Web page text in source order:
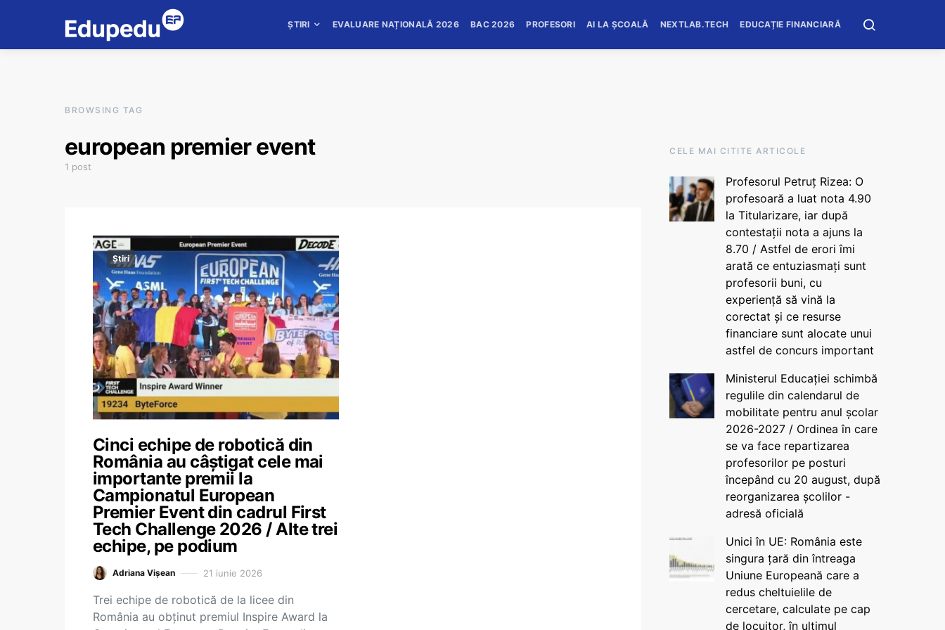
ȘTIRI EVALUARE NAȚIONALĂ 2026 BAC 2026 PROFESORI AI LA ȘCOALĂ NEXTLAB.TECH EDUCAȚIE FINANCIARĂ
BROWSING TAG
european premier event
1 post
Știri
Cinci echipe de robotică din
România au câștigat cele mai
importante premii la
Campionatul European
Premier Event din cadrul First
Tech Challenge 2026 / Alte trei
echipe, pe podium
Adriana Vișean 21 iunie 2026
Trei echipe de robotică de la licee din
România au obținut premiul Inspire Award la
CELE MAI CITITE ARTICOLE
Profesorul Petruț Rizea: O
profesoară a luat nota 4.90
la Titularizare, iar după
contestații nota a ajuns la
8.70 / Astfel de erori îmi
arată ce entuziasmați sunt
profesorii buni, cu
experiență să vină la
corectat și ce resurse
financiare sunt alocate unui
astfel de concurs important
Ministerul Educației schimbă
regulile din calendarul de
mobilitate pentru anul școlar
2026-2027 / Ordinea în care
se va face repartizarea
profesorilor pe posturi
începând cu 20 august, după
reorganizarea școlilor -
adresă oficială
Unici în UE: România este
singura țară din întreaga
Uniune Europeană care a
redus cheltuielile de
cercetare, calculate pe cap
de locuitor, în ultimul